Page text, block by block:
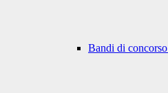
Bandi di concorso